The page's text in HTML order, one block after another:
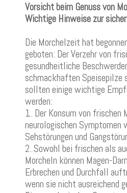
Vorsicht beim Genuss von
Wichtige Hinweise zur
Die Morchelzeit hat
geboten: Der Verzehr von
gesundheitliche
schmackhaften Speisepilze
sollten einige wichtige
werden:
1. Der Konsum von frischen
neurologischen Symptomen
Sehstörungen und
2. Sowohl bei frischen als
Morcheln können Magen-
Erbrechen und Durchfall
wenn sie nicht ausreichend